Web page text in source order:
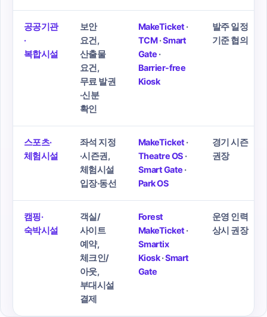
공공기관
·
복합시설
보안
요건,
산출물
요건,
무료 발권
·신분
확인
MakeTicket·
TCM·Smart
Gate ·
Barrier-free
Kiosk
발주 일정
기준 협의
스포츠·
체험시설
좌석 지정
·시즌권,
체험시설
입장·동선
MakeTicket·
Theatre OS ·
Smart Gate ·
Park OS
경기 시즌
권장
캠핑·
숙박시설
객실/
사이트
예약,
체크인/
아웃,
부대시설
결제
Forest
MakeTicket·
Smartix
Kiosk·Smart
Gate
운영 인력
상시 권장